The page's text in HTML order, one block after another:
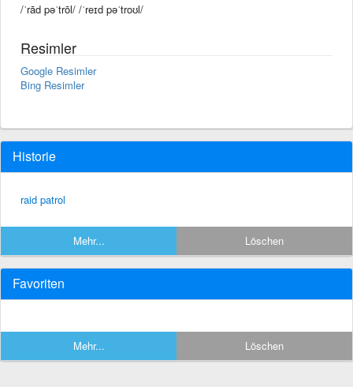
/ˈrād pəˈtrōl/ /ˈreɪd pəˈtroʊl/
Resimler
Google Resimler
Bing Resimler
Historie
raid patrol
Mehr... Löschen
Favoriten
Mehr... Löschen